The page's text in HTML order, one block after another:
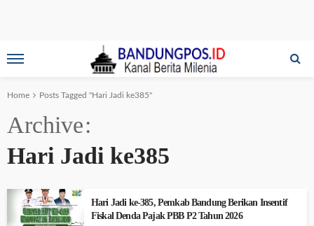
Home Posts Tagged "Hari Jadi ke385"
Archive
Hari Jadi ke385
Hari Jadi ke-385, Pemkab Bandung Berikan Insentif
Fiskal Denda Pajak PBB P2 Tahun 2026